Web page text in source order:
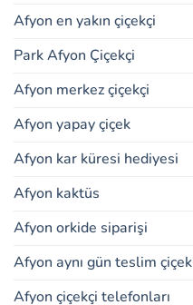
Afyon en yakın çiçekçi
Park Afyon Çiçekçi
Afyon merkez çiçekçi
Afyon yapay çiçek
Afyon kar küresi hediyesi
Afyon kaktüs
Afyon orkide siparişi
Afyon aynı gün teslim çiçek
Afyon çiçekçi telefonları